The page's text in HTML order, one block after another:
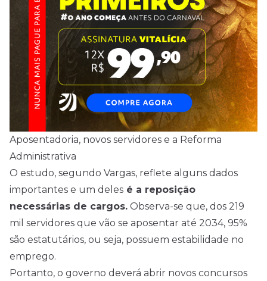
Aposentadoria, novos servidores e a Reforma
Administrativa
O estudo, segundo Vargas, reflete alguns dados
importantes e um deles é a reposição
necessárias de cargos. Observa-se que, dos 219
mil servidores que vão se aposentar até 2034, 95%
são estatutários, ou seja, possuem estabilidade no
emprego.
Portanto, o governo deverá abrir novos concursos